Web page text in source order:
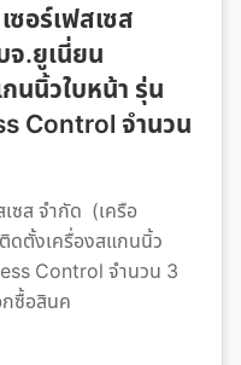
ซอร์เฟสเซส
จ.ยูเนี่ยน
นนิ้วใบหน้า รุ่น
Control จำนวน
เซส จำกัด (เครือ
ดตั้งเครื่องสแกนนิ้ว
Control จำนวน 3
กซื้อสินค